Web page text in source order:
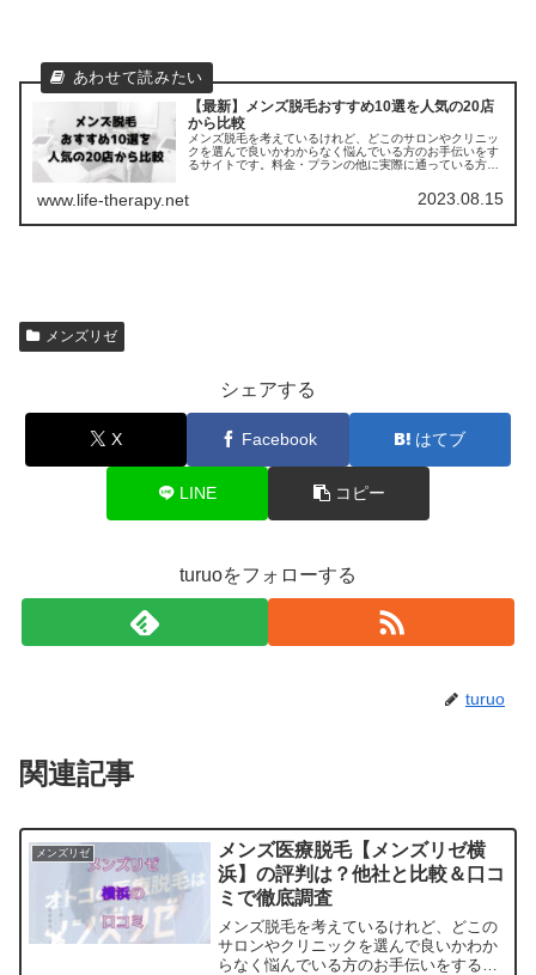
【最新】メンズ脱毛おすすめ10選を人気の20店
から比較
メンズ脱毛を考えているけれど、どこのサロンやクリニッ
クを選んで良いかわからなく悩んでいる方のお手伝いをす
るサイトです。料金・プランの他に実際に通っている方の
www.life-therapy.net 2023.08.15
メンズリゼ
シェアする
X Facebook はてブ
LINE コピー
turuoをフォローする
turuo
関連記事
メンズリゼ
メンズ医療脱毛【メンズリゼ横
浜】の評判は？他社と比較＆口コ
ミで徹底調査
メンズ脱毛を考えているけれど、どこの
サロンやクリニックを選んで良いかわか
らなく悩んでいる方のお手伝いをするサ